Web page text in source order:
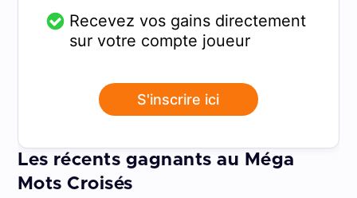
Recevez vos gains directement
sur votre compte joueur
S'inscrire ici
Les récents gagnants au Méga
Mots Croisés